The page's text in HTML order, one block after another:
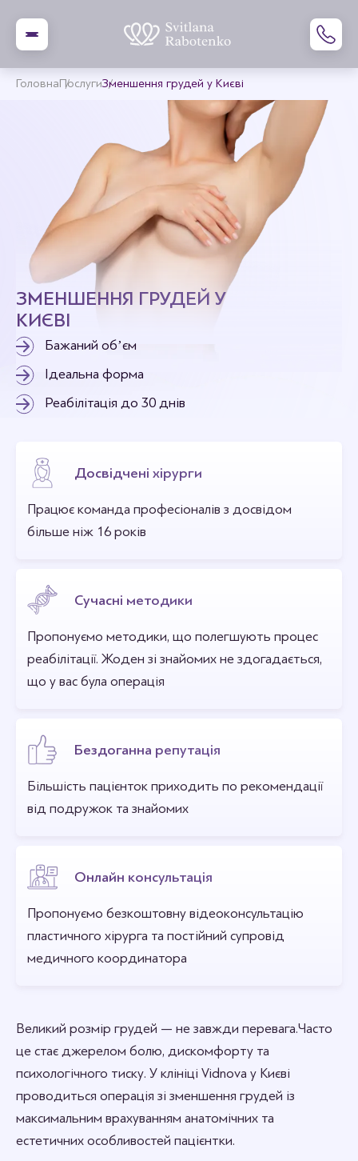
ГоловнаПослугиЗменшення грудей у Києві
ЗМЕНШЕННЯ ГРУДЕЙ У
КИЄВІ
Бажаний обʼєм
Ідеальна форма
Реабілітація до 30 днів
Досвідчені хірурги
Працює команда професіоналів з досвідом
більше ніж 16 років
Сучасні методики
Пропонуємо методики, що полегшують процес
реабілітації. Жоден зі знайомих не здогадається,
що у вас була операція
Бездоганна репутація
Більшість пацієнток приходить по рекомендації
від подружок та знайомих
Онлайн консультація
Пропонуємо безкоштовну відеоконсультацію
пластичного хірурга та постійний супровід
медичного координатора
Великий розмір грудей — не завжди перевага. Часто
це стає джерелом болю, дискомфорту та
психологічного тиску. У клініці Vidnova у Києві
проводиться операція зі зменшення грудей із
максимальним врахуванням анатомічних та
естетичних особливостей пацієнтки.